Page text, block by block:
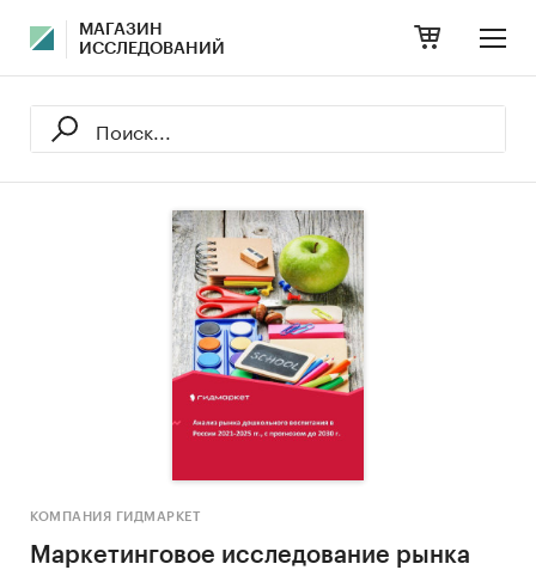
МАГАЗИН
ИССЛЕДОВАНИЙ
КОМПАНИЯ ГИДМАРКЕТ
Маркетинговое исследование рынка